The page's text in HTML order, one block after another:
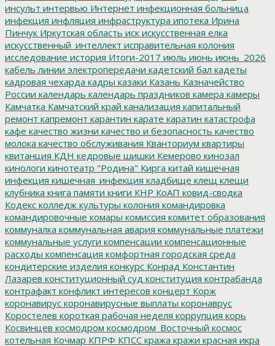
инсульт интервью Интернет инфекционная больница
инфекция инфляция инфраструктура ипотека Ирина
Пинчук Иркутская область иск искусственная елка
искусственный_интеллект исправительная колония
исследование история Итоги-2017 июль июнь июнь_2026
кабель линии электропередачи кадетский бал кадеты
кадровая чехарда кадры казаки Казань Казначейство
России календарь календарь праздников камера камеры
Камчатка Камчатский край канализация капитальный
ремонт капремонт карантин карате каратин катастрофа
кафе качество жизни качество и безопасность качество
молока качество обслуживания Кванториум квартиры
квитанция КДН кедровые шишки Кемерово кинозал
кинологи кинотеатр "Родина" Кирга китай кишечная
инфекция кишечная_инфекция кладбище клещ клещи
клубника книга памяти книги КНР КоАП ковид-сводка
Кодекс колледж культуры колония командировка
командировочные комары комиссия комитет образования
коммуналка коммунальная авария коммунальные платежи
коммунальные услуги компенсации компенсационные
расходы компенсация комфортная городская среда
кондитерские изделия конкурс Конрад Константин
Лазарев конституционный суд конституция контрабанда
контрафакт конфликт интересов концерт Корж
коронавирус коронавирусные выплаты коронаврус
Коростелев короткая рабочая неделя коррупция корь
Косвинцев космодром космодром_Восточный космос
котельная Кочмар КПРФ КПСС кража кражи красная икра